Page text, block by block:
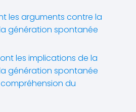
les arguments contre la
génération spontanée
les implications de la
génération spontanée
du